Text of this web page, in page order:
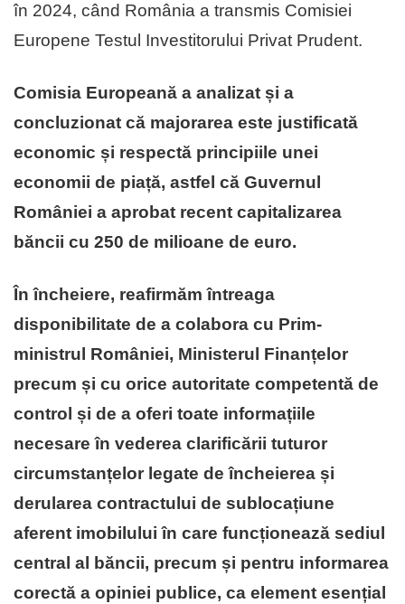
în 2024, când România a transmis Comisiei
Europene Testul Investitorului Privat Prudent.
Comisia Europeană a analizat și a
concluzionat că majorarea este justificată
economic și respectă principiile unei
economii de piață, astfel că Guvernul
României a aprobat recent capitalizarea
băncii cu 250 de milioane de euro.
În încheiere, reafirmăm întreaga
disponibilitate de a colabora cu Prim-
ministrul României, Ministerul Finanțelor
precum și cu orice autoritate competentă de
control și de a oferi toate informațiile
necesare în vederea clarificării tuturor
circumstanțelor legate de încheierea și
derularea contractului de sublocațiune
aferent imobilului în care funcționează sediul
central al băncii, precum și pentru informarea
corectă a opiniei publice, ca element esențial